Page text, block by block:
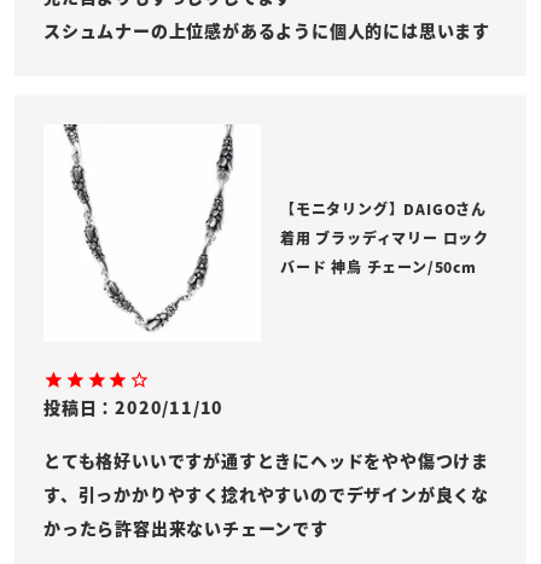
スシュムナーの上位感があるように個人的には思います
【モニタリング】DAIGOさん
着用 ブラッディマリー ロック
バード 神烏 チェーン/50cm
投稿日 2020/11/10
とても格好いいですが通すときにヘッドをやや傷つけま
す、引っかかりやすく捻れやすいのでデザインが良くな
かったら許容出来ないチェーンです